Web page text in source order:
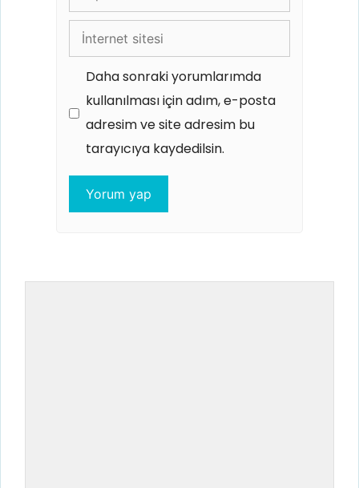
posta
İnternet
sitesi
Daha sonraki yorumlarımda
kullanılması için adım, e-posta
adresim ve site adresim bu
tarayıcıya kaydedilsin.